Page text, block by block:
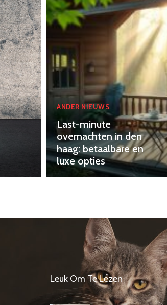
ANDER NIEUWS
Last-minute
overnachten in den
haag: betaalbare en
luxe opties
Leuk Om Te Lezen